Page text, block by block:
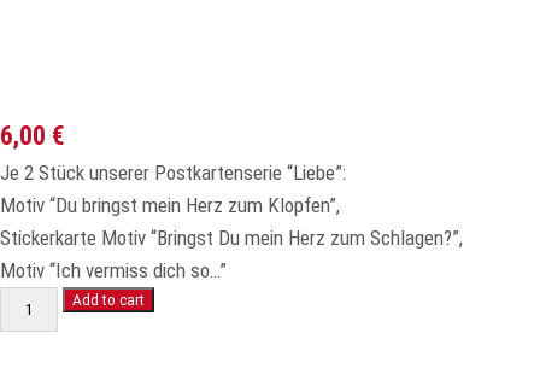
6,00 €
Je 2 Stück unserer Postkartenserie “Liebe”:
Motiv “Du bringst mein Herz zum Klopfen”,
Stickerkarte Motiv “Bringst Du mein Herz zum Schlagen?”,
Motiv “Ich vermiss dich so…”
Postkartenset
"Liebe"
Add to cart